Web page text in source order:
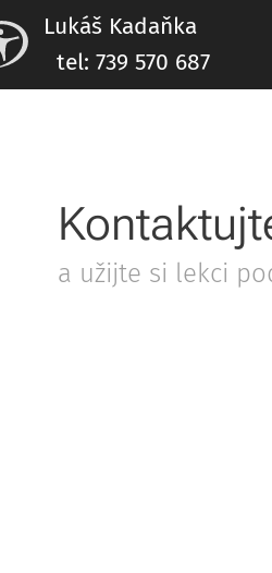
Lukáš
tel: 739 570 687
a užijte si lekci